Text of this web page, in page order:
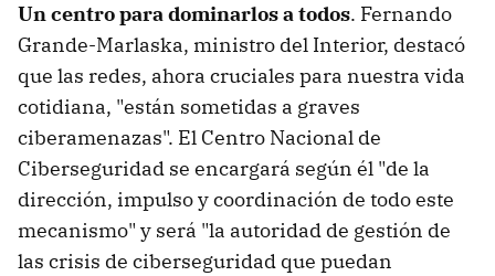
Un centro para dominarlos a todos. Fernando
Grande-Marlaska, ministro del Interior, destacó
que las redes, ahora cruciales para nuestra vida
cotidiana, "están sometidas a graves
ciberamenazas". El Centro Nacional de
Ciberseguridad se encargará según él "de la
dirección, impulso y coordinación de todo este
mecanismo" y será "la autoridad de gestión de
las crisis de ciberseguridad que puedan